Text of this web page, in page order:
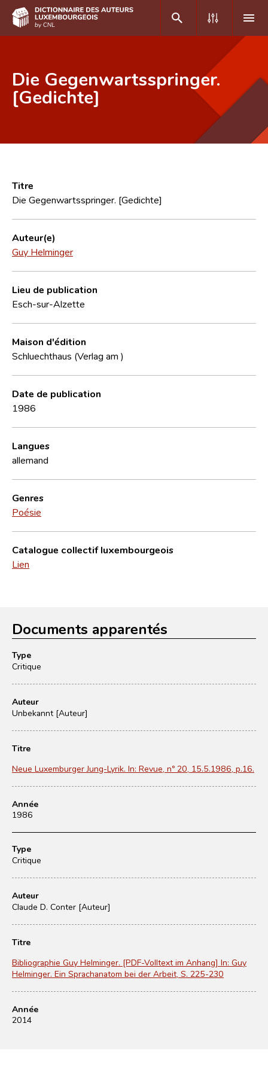
DE
Accueil
Foire aux questions
CNL
Équipe scientifique
Contact
Die Gegenwartsspringer.
[Gedichte]
Titre
Die Gegenwartsspringer. [Gedichte]
Auteur(e)
Guy Helminger
Lieu de publication
Esch-sur-Alzette
Maison d'édition
Schluechthaus (Verlag am )
Date de publication
1986
Langues
allemand
Genres
Poésie
Catalogue collectif luxembourgeois
Lien
Documents apparentés
Type
Critique
Auteur
Unbekannt [Auteur]
Titre
Neue Luxemburger Jung-Lyrik. In: Revue, nº 20, 15.5.1986, p.16.
Année
1986
Type
Critique
Auteur
Claude D. Conter [Auteur]
Titre
Bibliographie Guy Helminger. [PDF-Volltext im Anhang] In: Guy
Helminger. Ein Sprachanatom bei der Arbeit, S. 225-230
Année
2014